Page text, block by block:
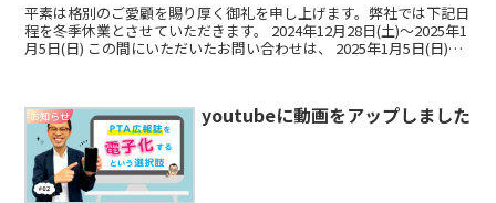
平素は格別のご愛顧を賜り厚く御礼を申し上げます。弊社では下記日
程を冬季休業とさせていただきます。 2024年12月28日(土)～2025年1
月5日(日) この間にいただいたお問い合わせは、 2025年1月5日(日)よ
お知らせ youtubeに動画をアップしました